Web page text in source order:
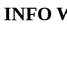
INFO